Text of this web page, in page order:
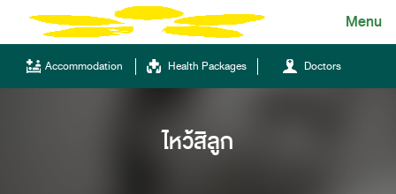
content
Menu
English
ไทย
English
Accommodation Health Packages Doctors
ไหว้สิลูก